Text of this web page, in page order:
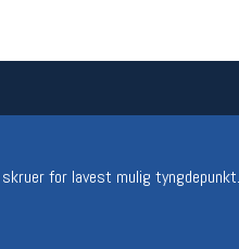
for lavest mulig tyngdepunkt.